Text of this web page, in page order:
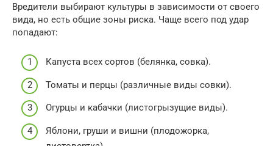
Вредители выбирают культуры в зависимости от своего
вида, но есть общие зоны риска. Чаще всего под удар
попадают:
Капуста всех сортов (белянка, совка).
Томаты и перцы (различные виды совки).
Огурцы и кабачки (листогрызущие виды).
Яблони, груши и вишни (плодожорка,